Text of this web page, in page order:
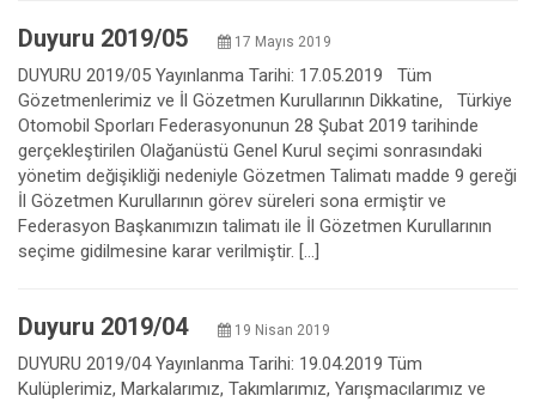
Duyuru 2019/05 17 Mayıs 2019
DUYURU 2019/05 Yayınlanma Tarihi: 17.05.2019 Tüm
Gözetmenlerimiz ve İl Gözetmen Kurullarının Dikkatine, Türkiye
Otomobil Sporları Federasyonunun 28 Şubat 2019 tarihinde
gerçekleştirilen Olağanüstü Genel Kurul seçimi sonrasındaki
yönetim değişikliği nedeniyle Gözetmen Talimatı madde 9 gereği
İl Gözetmen Kurullarının görev süreleri sona ermiştir ve
Federasyon Başkanımızın talimatı ile İl Gözetmen Kurullarının
seçime gidilmesine karar verilmiştir. […]
Duyuru 2019/04 19 Nisan 2019
DUYURU 2019/04 Yayınlanma Tarihi: 19.04.2019 Tüm
Kulüplerimiz, Markalarımız, Takımlarımız, Yarışmacılarımız ve